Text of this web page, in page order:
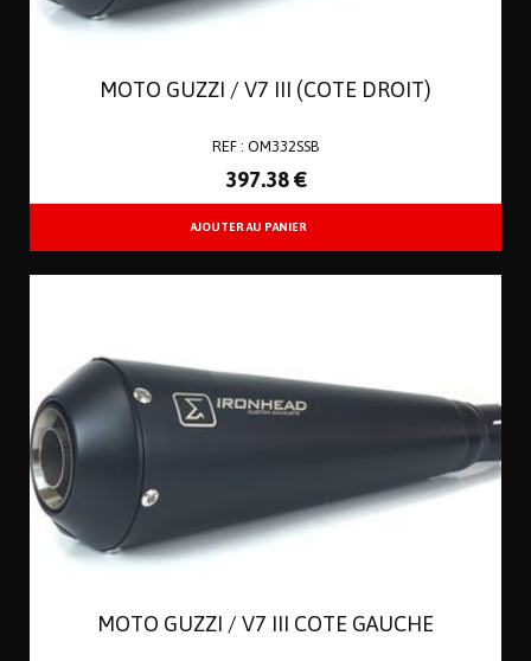
MOTO GUZZI / V7 III (COTE DROIT)
REF : OM332SSB
397.38 €
MOTO GUZZI / V7 III COTE GAUCHE